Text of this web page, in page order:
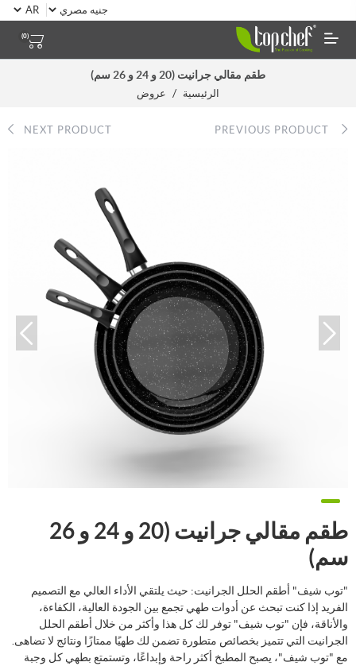
(0)
طقم مقالي جرانيت (20 و 24 و 26 سم)
الرئيسية / عروض
NEXT PRODUCT
طقم مقالي جرانيت (20 و 24 و 26
سم)
"توب شيف" أطقم الحلل الجرانيت: حيث يلتقي الأداء العالي مع التصميم
الفريد إذا كنت تبحث عن أدوات طهي تجمع بين الجودة العالية، الكفاءة،
والأناقة، فإن "توب شيف" توفر لك كل هذا وأكثر من خلال أطقم الحلل
الجرانيت التي تتميز بخصائص متطورة تضمن لك طهيًا ممتازًا ونتائج لا تضاهى.
مع "توب شيف"، يصبح المطبخ أكثر راحة وإبداعًا، وتستمتع بطهي كل وجبة